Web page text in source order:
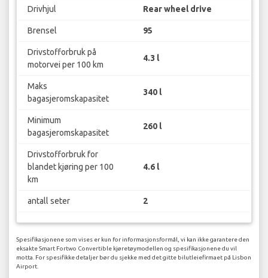
Drivhjul Rear wheel drive
Brensel 95
Drivstofforbruk på
motorvei per 100 km
4.3 l
Maks
bagasjeromskapasitet
340 l
Minimum
bagasjeromskapasitet
260 l
Drivstofforbruk for
blandet kjøring per 100
km
4.6 l
antall seter 2
Spesifikasjonene som vises er kun for informasjonsformål, vi kan ikke garantere den
eksakte Smart Fortwo Convertible kjøretøymodellen og spesifikasjonene du vil
motta. For spesifikke detaljer bør du sjekke med det gitte bilutleiefirmaet på Lisbon
Airport.